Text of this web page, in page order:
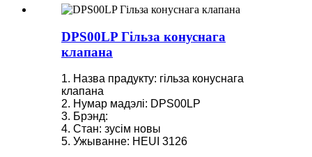
DPS00LP Гільза конуснага
клапана
1. Назва прадукту: гільза конуснага
клапана
2. Нумар мадэлі: DPS00LP
3. Брэнд:
4. Стан: зусім новы
5. Ужыванне: HEUI 3126